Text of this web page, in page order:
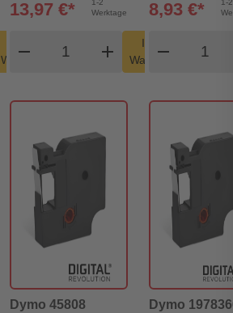
Warenkorb
shopping_cart
1-2
Werktage
13,97 €*
remove
Produkt Warenkorb
add
In den
Warenkorb
shopping_cart
1-2
8,93 €*
remove
Dymo 45808
Dymo